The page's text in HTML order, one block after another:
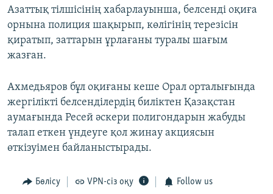
Азаттық тілшісінің хабарлауынша, белсенді оқиға
орнына полиция шақырып, көлігінің терезісін
қиратып, заттарын ұрлағаны туралы шағым
жазған.
Ахмедьяров бұл оқиғаны кеше Орал орталығында
жергілікті белсенділердің биліктен Қазақстан
аумағында Ресей әскери полигондарын жабуды
талап еткен үндеуге қол жинау акциясын
өткізуімен байланыстырады.
Бөлісу VPN-сіз оқу Follow us